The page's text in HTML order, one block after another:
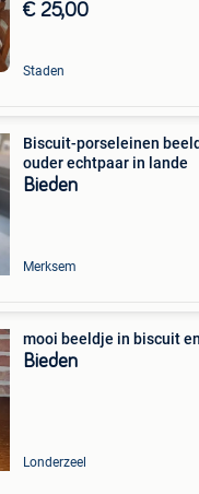
€ 25,00
Staden
Biscuit-porseleinen
ouder echtpaar in lande
Bieden
Merksem
mooi beeldje in biscuit
Bieden
Londerzeel